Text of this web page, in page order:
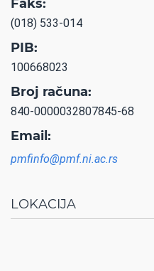
Faks:
(018) 533-014
PIB:
100668023
Broj računa:
840-0000032807845-68
Email:
pmfinfo@pmf.ni.ac.rs
LOKACIJA